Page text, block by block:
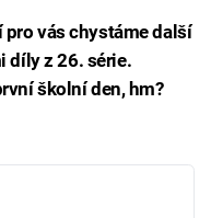
pro vás chystáme další
díly z 26. série.
školní den, hm?